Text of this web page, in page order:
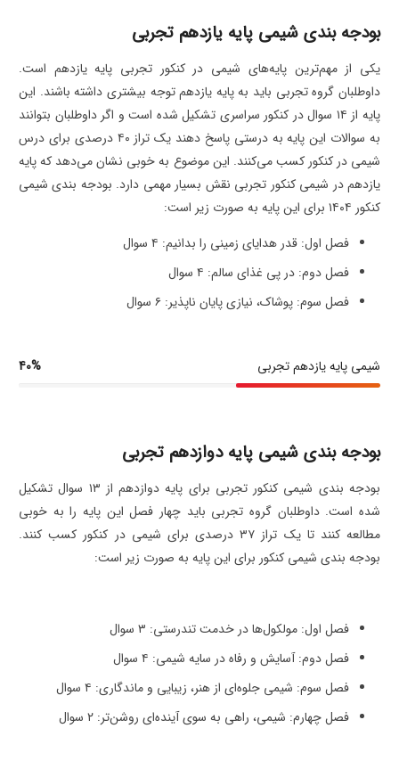
بودجه بندی شیمی پایه یازدهم تجربی
یکی از مهم‌ترین پایه‌های شیمی در کنکور تجربی پایه یازدهم است.
داوطلبان گروه تجربی باید به پایه یازدهم توجه بیشتری داشته باشند. این
پایه از ۱۴ سوال در کنکور سراسری تشکیل شده است و اگر داوطلبان بتوانند
به سوالات این پایه به درستی پاسخ دهند یک تراز ۴۰ درصدی برای درس
شیمی در کنکور کسب می‌کنند. این موضوع به خوبی نشان می‌دهد که پایه
یازدهم در شیمی کنکور تجربی نقش بسیار مهمی دارد. بودجه بندی شیمی
کنکور ۱۴۰۴ برای این پایه به صورت زیر است:
فصل اول: قدر هدایای زمینی را بدانیم: ۴ سوال
فصل دوم: در پی غذای سالم: ۴ سوال
فصل سوم: پوشاک، نیازی پایان ناپذیر: ۶ سوال
شیمی پایه یازدهم تجربی 40%
بودجه بندی شیمی پایه دوازدهم تجربی
بودجه بندی شیمی کنکور تجربی برای پایه دوازدهم از ۱۳ سوال تشکیل
شده است. داوطلبان گروه تجربی باید چهار فصل این پایه را به خوبی
مطالعه کنند تا یک تراز ۳۷ درصدی برای شیمی در کنکور کسب کنند.
بودجه بندی شیمی کنکور برای این پایه به صورت زیر است:
فصل اول: مولکول‌ها در خدمت تندرستی: ۳ سوال
فصل دوم: آسایش و رفاه در سایه شیمی: ۴ سوال
فصل سوم: شیمی جلوه‌ای از هنر، زیبایی و ماندگاری: ۴ سوال
فصل چهارم: شیمی، راهی به سوی آینده‌ای روشن‌تر: ۲ سوال